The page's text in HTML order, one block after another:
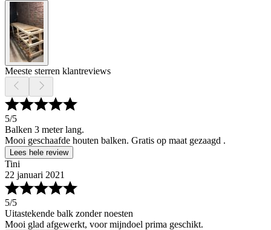
Meeste sterren klantreviews
5/5
Balken 3 meter lang.
Mooi geschaafde houten balken. Gratis op maat gezaagd .
Lees hele review
Tini
22 januari 2021
5/5
Uitastekende balk zonder noesten
Mooi glad afgewerkt, voor mijndoel prima geschikt.